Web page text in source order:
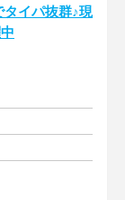
タイパ抜群♪現